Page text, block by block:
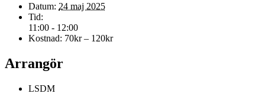
Datum: 24 maj 2025
Tid:
11:00 - 12:00
Kostnad: 70kr – 120kr
Arrangör
LSDM